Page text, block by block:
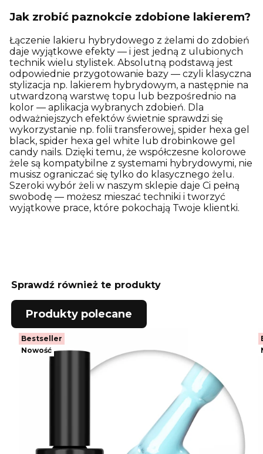
Jak zrobić paznokcie zdobione lakierem?
Łączenie lakieru hybrydowego z żelami do zdobień
daje wyjątkowe efekty — i jest jedną z ulubionych
technik wielu stylistek. Absolutną podstawą jest
odpowiednie przygotowanie bazy — czyli klasyczna
stylizacja np. lakierem hybrydowym, a następnie na
utwardzoną warstwę topu lub bezpośrednio na
kolor — aplikacja wybranych zdobień. Dla
odważniejszych efektów świetnie sprawdzi się
wykorzystanie np. folii transferowej, spider hexa gel
black, spider hexa gel white lub drobinkowe gel
candy nails. Dzięki temu, że współczesne kolorowe
żele są kompatybilne z systemami hybrydowymi, nie
musisz ograniczać się tylko do klasycznego żelu.
Szeroki wybór żeli w naszym sklepie daje Ci pełną
swobodę — możesz mieszać techniki i tworzyć
wyjątkowe prace, które pokochają Twoje klientki.
Sprawdź również te produkty
Produkty polecane
Bestseller
Nowość